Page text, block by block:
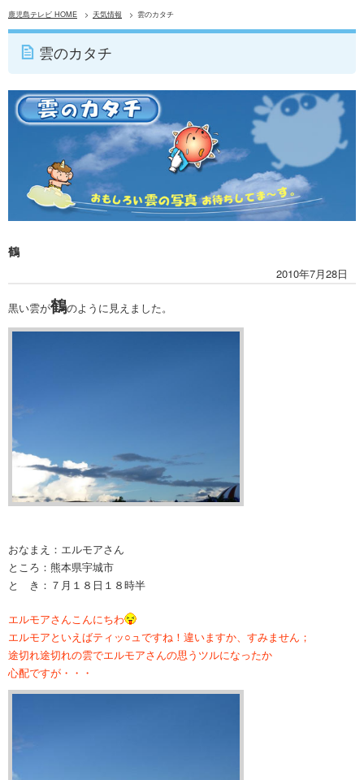
鹿児島テレビ HOME 天気情報 雲のカタチ
雲のカタチ
鶴
2010年7月28日
黒い雲が鶴のように見えました。
おなまえ：エルモアさん
ところ：熊本県宇城市
と き：７月１８日１８時半
エルモアさんこんにちわ
エルモアといえばティッ○ュですね！違いますか、すみません；
途切れ途切れの雲でエルモアさんの思うツルになったか
心配ですが・・・